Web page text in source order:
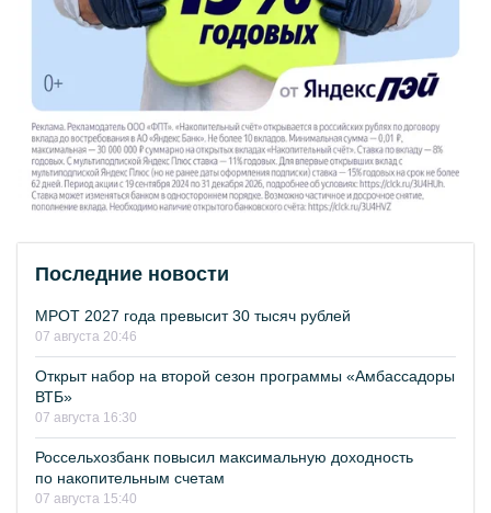
Последние новости
МРОТ 2027 года превысит 30 тысяч рублей
07 августа 20:46
Открыт набор на второй сезон программы «Амбассадоры
ВТБ»
07 августа 16:30
Россельхозбанк повысил максимальную доходность
по накопительным счетам
07 августа 15:40